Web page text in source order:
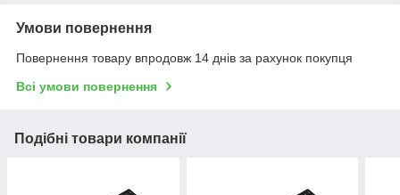
Умови повернення
Повернення товару впродовж 14 днів за рахунок покупця
Всі умови повернення
Подібні товари компанії